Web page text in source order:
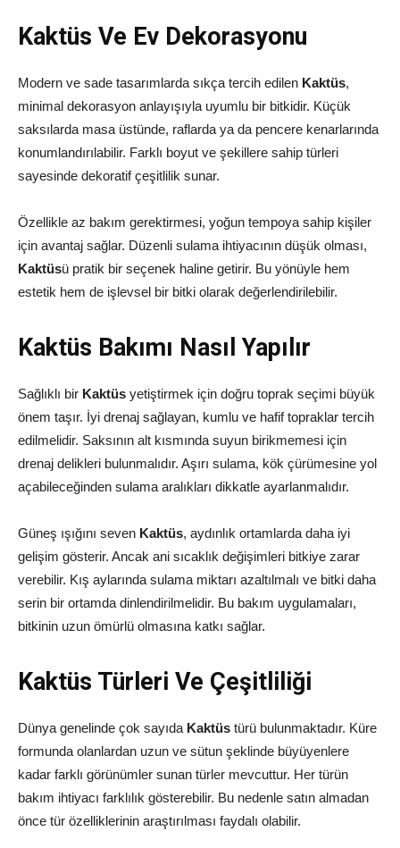
Kaktüs Ve Ev Dekorasyonu
Modern ve sade tasarımlarda sıkça tercih edilen Kaktüs,
minimal dekorasyon anlayışıyla uyumlu bir bitkidir. Küçük
saksılarda masa üstünde, raflarda ya da pencere kenarlarında
konumlandırılabilir. Farklı boyut ve şekillere sahip türleri
sayesinde dekoratif çeşitlilik sunar.
Özellikle az bakım gerektirmesi, yoğun tempoya sahip kişiler
için avantaj sağlar. Düzenli sulama ihtiyacının düşük olması,
Kaktüsü pratik bir seçenek haline getirir. Bu yönüyle hem
estetik hem de işlevsel bir bitki olarak değerlendirilebilir.
Kaktüs Bakımı Nasıl Yapılır
Sağlıklı bir Kaktüs yetiştirmek için doğru toprak seçimi büyük
önem taşır. İyi drenaj sağlayan, kumlu ve hafif topraklar tercih
edilmelidir. Saksının alt kısmında suyun birikmemesi için
drenaj delikleri bulunmalıdır. Aşırı sulama, kök çürümesine yol
açabileceğinden sulama aralıkları dikkatle ayarlanmalıdır.
Güneş ışığını seven Kaktüs, aydınlık ortamlarda daha iyi
gelişim gösterir. Ancak ani sıcaklık değişimleri bitkiye zarar
verebilir. Kış aylarında sulama miktarı azaltılmalı ve bitki daha
serin bir ortamda dinlendirilmelidir. Bu bakım uygulamaları,
bitkinin uzun ömürlü olmasına katkı sağlar.
Kaktüs Türleri Ve Çeşitliliği
Dünya genelinde çok sayıda Kaktüs türü bulunmaktadır. Küre
formunda olanlardan uzun ve sütun şeklinde büyüyenlere
kadar farklı görünümler sunan türler mevcuttur. Her türün
bakım ihtiyacı farklılık gösterebilir. Bu nedenle satın almadan
önce tür özelliklerinin araştırılması faydalı olabilir.